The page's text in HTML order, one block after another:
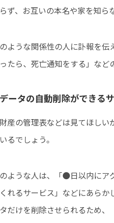
ず、お互いの本名や家を知ら
ような関係性の人に訃報を
たら、死亡通知をする」など
ータの自動削除ができる
財産の管理表などは見てほし
るでしょう。
ような人は、「●日以内にア
れるサービス」などにあら
だけを削除させられるため